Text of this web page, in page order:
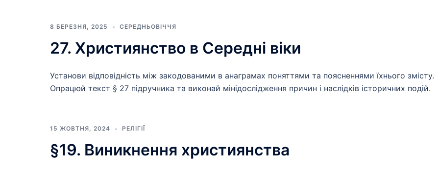
8 БЕРЕЗНЯ, 2025 СЕРЕДНЬОВІЧЧЯ
27. Християнство в Середні віки
Установи відповідність між закодованими в анаграмах поняттями та поясненнями їхнього змісту.
Опрацюй текст § 27 підручника та виконай мінідослідження причин і наслідків історичних подій.
15 ЖОВТНЯ, 2024 РЕЛІГІЇ
§19. Виникнення християнства